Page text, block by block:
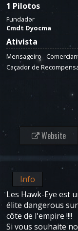
1 Pilotos
Fundador
Cmdt Dyocma
Ativista
Mensageiro
Caçador de
Website
Info
Les Hawk-Eye est
élite dangerous
côte de l'empire !!!!
Si vous souhaite